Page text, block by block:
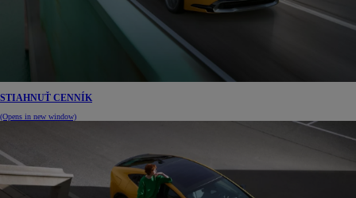
STIAHNUŤ CENNÍK
(Opens in new window)